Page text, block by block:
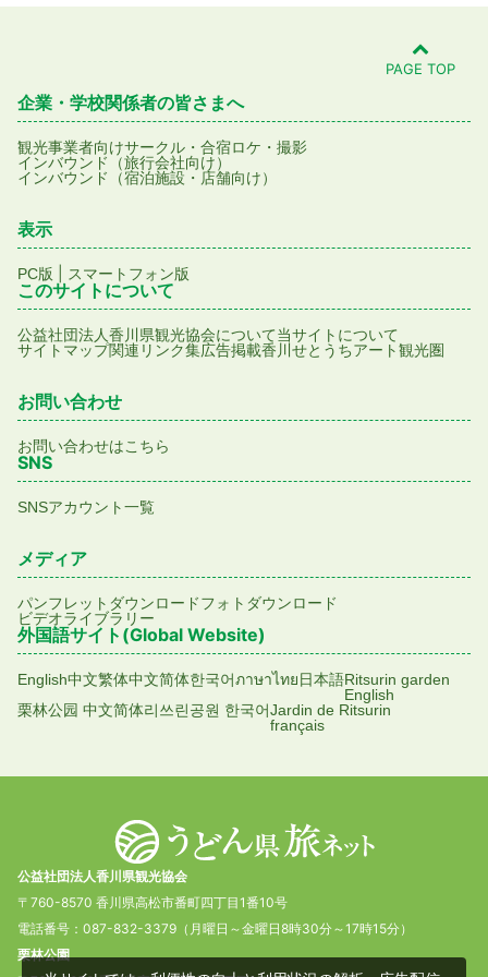
PAGE TOP
企業・学校関係者の皆さまへ
観光事業者向けサークル・合宿ロケ・撮影
インバウンド（旅行会社向け）
インバウンド（宿泊施設・店舗向け）
表示
PC版 スマートフォン版
このサイトについて
公益社団法人香川県観光協会について当サイトについて
サイトマップ関連リンク集広告掲載香川せとうちアート観光圏
お問い合わせ
お問い合わせはこちら
SNS
SNSアカウント一覧
メディア
パンフレットダウンロードフォトダウンロード
ビデオライブラリー
外国語サイト(Global Website)
English中文繁体中文简体한국어ภาษาไทย日本語Ritsurin garden
English
栗林公园 中文简体리쓰린공원 한국어Jardin de Ritsurin
français
公益社団法人香川県観光協会
〒760-8570 香川県高松市番町四丁目1番10号
電話番号：087-832-3379（月曜日～金曜日8時30分～17時15分）
栗林公園